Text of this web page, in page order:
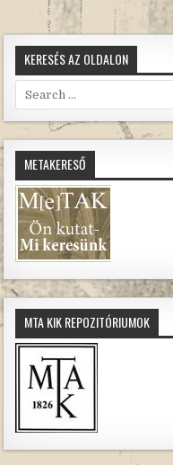
KERESÉS AZ OLDALON
for:
METAKERESŐ
MTA KIK REPOZITÓRIUMOK